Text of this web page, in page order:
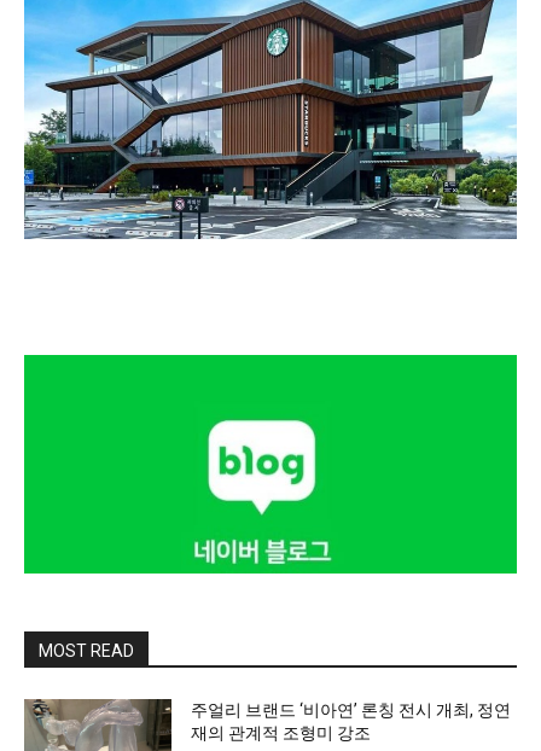
MOST READ
주얼리 브랜드 ‘비아연’ 론칭 전시 개최, 정연
재의 관계적 조형미 강조